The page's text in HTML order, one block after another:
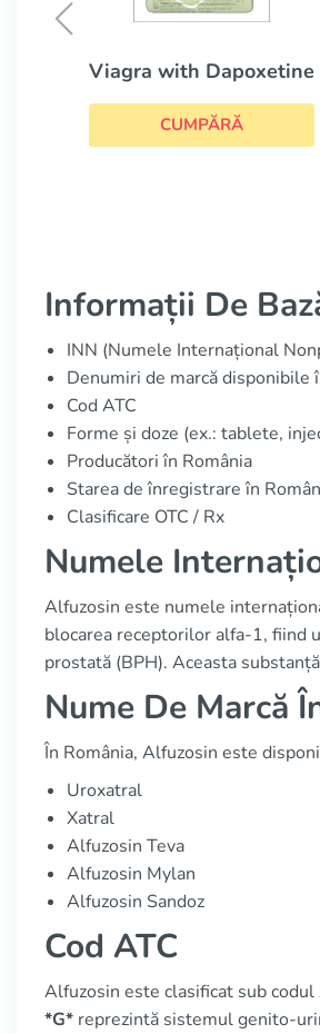
Cialis Black
CUMPĂRĂ
Informații De
INN (Numele Internațional
Denumiri de marcă disponibile
Cod ATC
Forme și doze (ex.: tablete,
Producători în România
Starea de înregistrare în
Clasificare OTC / Rx
Numele
Alfuzosin este numele
blocarea receptorilor alfa-1, fiind
prostată (BPH). Aceasta
Nume De Marcă
În România, Alfuzosin este
Uroxatral
Xatral
Alfuzosin Teva
Alfuzosin Mylan
Alfuzosin Sandoz
Cod ATC
Alfuzosin este clasificat sub
*G* reprezintă sistemul genito-